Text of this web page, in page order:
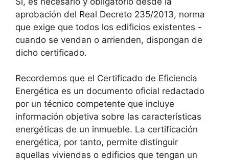
aprobación del Real Decreto 235/2013, norma
que exige que todos los edificios existentes -
cuando se vendan o arrienden, dispongan de
dicho certificado.
Recordemos que el Certificado de Eficiencia
Energética es un documento oficial redactado
por un técnico competente que incluye
información objetiva sobre las características
energéticas de un inmueble. La certificación
energética, por tanto, permite distinguir
aquellas viviendas o edificios que tengan un